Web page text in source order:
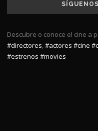
Descubre o conoce el cine a
#directores,#actores #cine
#estrenos #movies